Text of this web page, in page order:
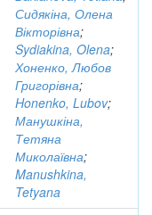
Сидякіна, Олена
Вікторівна;
Sydiakina, Olena;
Хоненко, Любов
Григорівна;
Honenko, Lubov;
Манушкіна,
Тетяна
Миколаївна;
Manushkina,
Tetyana